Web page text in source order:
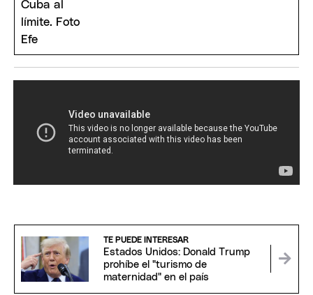
TE PUEDE INTERESAR
Estados Unidos: Donald Trump
prohíbe el "turismo de
maternidad" en el país